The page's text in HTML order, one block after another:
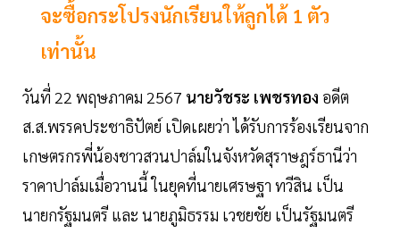
จะซื้อกระโปรงนักเรียนให้ลูกได้ 1 ตัว
เท่านั้น
วันที่ 22 พฤษภาคม 2567 นายวัชระ เพชรทอง อดีต
ส.ส.พรรคประชาธิปัตย์ เปิดเผยว่า ได้รับการร้องเรียนจาก
เกษตรกรพี่น้องชาวสวนปาล์มในจังหวัดสุราษฎร์ธานีว่า
ราคาปาล์มเมื่อวานนี้ ในยุคที่นายเศรษฐา ทวีสิน เป็น
นายกรัฐมนตรี และ นายภูมิธรรม เวชยชัย เป็นรัฐมนตรี